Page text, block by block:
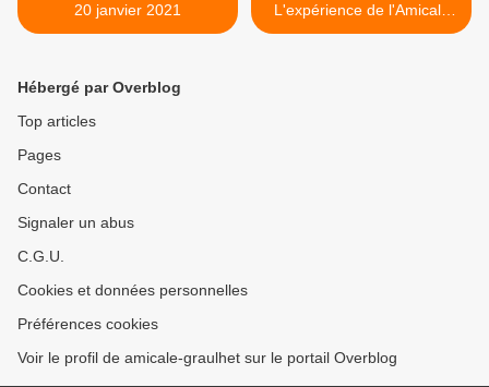
20 janvier 2021
L'expérience de l'Amicale
Laïque >
Hébergé par Overblog
Top articles
Pages
Contact
Signaler un abus
C.G.U.
Cookies et données personnelles
Préférences cookies
Voir le profil de amicale-graulhet sur le portail Overblog